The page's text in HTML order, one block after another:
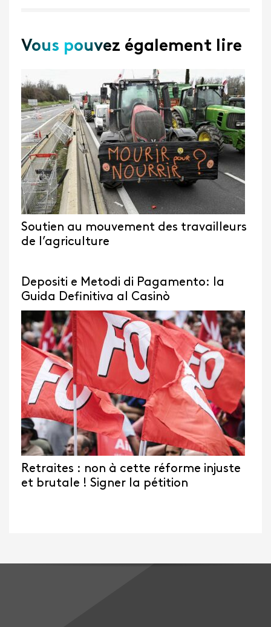
Vous pouvez également lire
Soutien au mouvement des travailleurs
de l’agriculture
Depositi e Metodi di Pagamento: la
Guida Definitiva al Casinò
Retraites : non à cette réforme injuste
et brutale ! Signer la pétition